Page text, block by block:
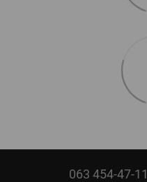
063 454-47-11